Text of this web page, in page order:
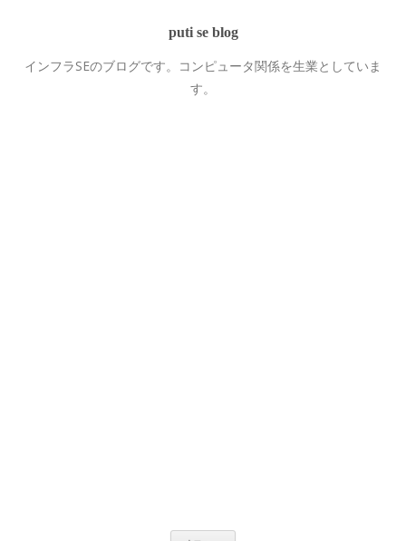
puti se blog
インフラSEのブログです。コンピュータ関係を生業としていま
す。
コンテンツへ移動